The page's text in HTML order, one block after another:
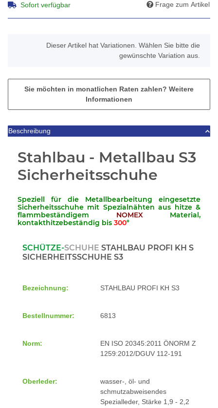
Sofort verfügbar Frage zum Artikel
Dieser Artikel hat Variationen. Wählen Sie bitte die
gewünschte Variation aus.
Sie möchten in monatlichen Raten zahlen? Weitere
Informationen
Beschreibung
Stahlbau - Metallbau S3
Sicherheitsschuhe
Speziell für die Metallbearbeitung eingesetzte
Sicherheitsschuhe mit Spezialnähten aus hitze &
flammbeständigem NOMEXMaterial,
kontakthitzebeständig bis 300°
SCHÜTZE-SCHUHE STAHLBAU PROFI KH S
SICHERHEITSSCHUHE S3
Bezeichnung: STAHLBAU PROFI KH S3
Bestellnummer: 6813
Norm:
EN ISO 20345:2011 ÖNORM Z
1259:2012/DGUV 112-191
Oberleder:
wasser-, öl- und
schmutzabweisendes
Spezialleder, Stärke 1,9 - 2,2